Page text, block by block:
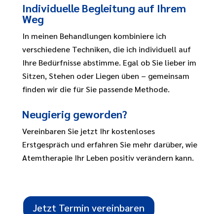
Individuelle Begleitung auf Ihrem
Weg
In meinen Behandlungen kombiniere ich
verschiedene Techniken, die ich individuell auf
Ihre Bedürfnisse abstimme. Egal ob Sie lieber im
Sitzen, Stehen oder Liegen üben – gemeinsam
finden wir die für Sie passende Methode.
Neugierig geworden?
Vereinbaren Sie jetzt Ihr kostenloses
Erstgespräch und erfahren Sie mehr darüber, wie
Atemtherapie Ihr Leben positiv verändern kann.
Jetzt Termin vereinbaren